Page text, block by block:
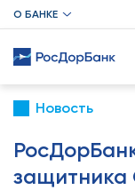
О БАНКЕ
Новость
защитника